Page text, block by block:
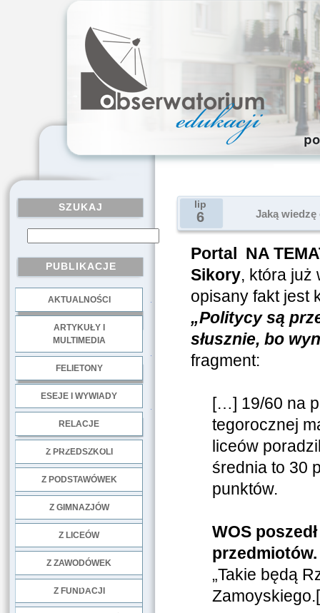
SZUKAJ
PUBLIKACJE
AKTUALNOŚCI
ARTYKUŁY I
MULTIMEDIA
FELIETONY
ESEJE I WYWIADY
RELACJE
Z PRZEDSZKOLI
Z PODSTAWÓWEK
Z GIMNAZJÓW
Z LICEÓW
Z ZAWODÓWEK
Z FUNDACJI
lip
6 Jaką wiedzę
Portal NA
Sikory, która już
opisany fakt jest
„Politycy są
słusznie, bo
fragment:
[…] 19/60 na
tegorocznej
liceów
średnia to 30
punktów.
WOS
przedmiotów.
„Takie będą